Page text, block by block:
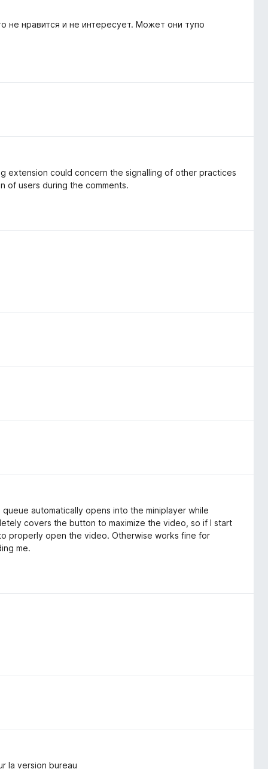
не нравится и не интересует. Может они тупо
extension could concern the signalling of other practices
of users during the comments.
automatically opens into the miniplayer while
covers the button to maximize the video, so if I start
properly open the video. Otherwise works fine for
me.
la version bureau